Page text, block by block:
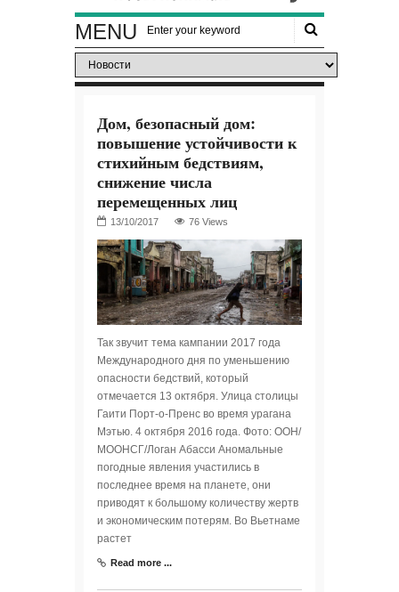
MENU
Дом, безопасный дом:
повышение устойчивости к
стихийным бедствиям,
снижение числа
перемещенных лиц
76 Views
Так звучит тема кампании 2017 года
Международного дня по уменьшению
опасности бедствий, который
отмечается 13 октября. Улица столицы
Гаити Порт-о-Пренс во время урагана
Мэтью. 4 октября 2016 года. Фото: ООН/
МООНСГ/Логан Абасси Аномальные
погодные явления участились в
последнее время на планете, они
приводят к большому количеству жертв
и экономическим потерям. Во Вьетнаме
растет
Read more ...